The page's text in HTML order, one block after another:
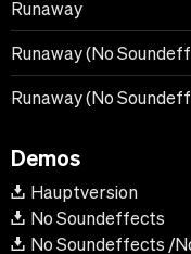
Runaway
Runaway (No
Runaway (No
Demos
Hauptversion
No Soundeffects
No Soundeffects /